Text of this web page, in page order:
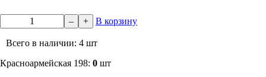
– + В корзину
Всего в наличии: 4 шт
​Красноармейская 198: 0 шт